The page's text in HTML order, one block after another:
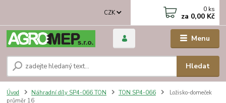
Menu
CZK
Hledat
0 ks
za 0,00 Kč
Úvod Náhradní díly SP4-066 TON TON SP4-066
Ložisko-domeček
průměr 16